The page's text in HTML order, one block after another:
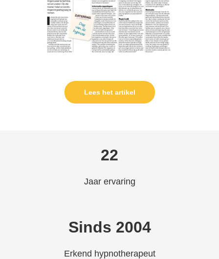
Lees het artikel
22
Jaar ervaring
Sinds 2004
Erkend hypnotherapeut